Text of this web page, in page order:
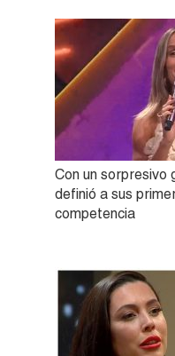
Con un sorpresivo
definió a sus
competencia